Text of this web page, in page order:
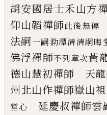
胡安國居士禾山方
仰山韜禪師此後無傳
法嗣一嗣泐潭清清嗣晦
佛浮禪師不列章次黃
德山慧初禪師 天龍
州北山作禪師嶽山
堂心
延慶叔禪師雲